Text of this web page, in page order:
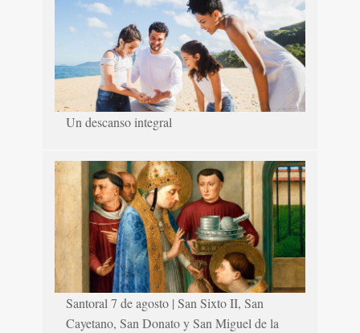
Un descanso integral
Santoral 7 de agosto | San Sixto II, San
Cayetano, San Donato y San Miguel de la